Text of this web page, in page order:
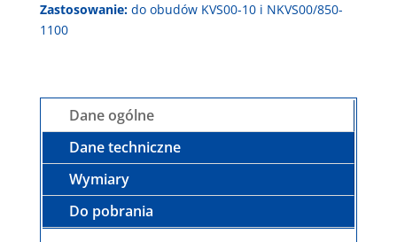
Zastosowanie:do obudów KVS00-10 i NKVS00/850-
1100
Dane ogólne
Dane techniczne
Wymiary
Do pobrania